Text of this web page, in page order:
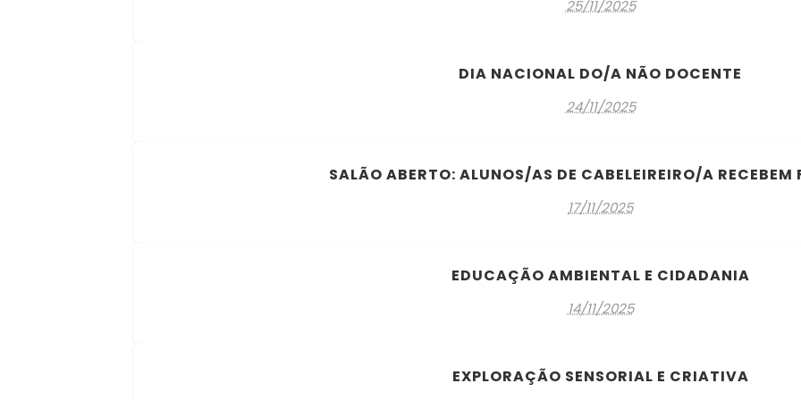
25/11/2025
DIA NACIONAL DO/A NÃO DOCENTE
24/11/2025
SALÃO ABERTO: ALUNOS/AS DE CABELEIREIRO/A RECEBEM
17/11/2025
EDUCAÇÃO AMBIENTAL E CIDADANIA
14/11/2025
EXPLORAÇÃO SENSORIAL E CRIATIVA